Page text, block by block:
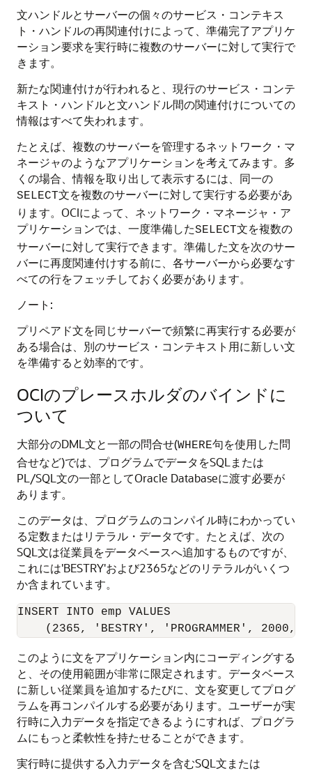
文ハンドルとサーバーの個々のサービス・コンテキス
ト・ハンドルの再関連付けによって、準備完了アプリケ
ーション要求を実行時に複数のサーバーに対して実行で
きます。
新たな関連付けが行われると、現行のサービス・コンテ
キスト・ハンドルと文ハンドル間の関連付けについての
情報はすべて失われます。
たとえば、複数のサーバーを管理するネットワーク・マ
ネージャのようなアプリケーションを考えてみます。多
くの場合、情報を取り出して表示するには、同一の
SELECT文を複数のサーバーに対して実行する必要があ
ります。OCIによって、ネットワーク・マネージャ・ア
プリケーションでは、一度準備したSELECT文を複数の
サーバーに対して実行できます。準備した文を次のサー
バーに再度関連付けする前に、各サーバーから必要なす
べての行をフェッチしておく必要があります。
ノート:
プリペアド文を同じサーバーで頻繁に再実行する必要が
ある場合は、別のサービス・コンテキスト用に新しい文
を準備すると効率的です。
OCIのプレースホルダのバインドに
ついて
大部分のDML文と一部の問合せ(WHERE句を使用した問
合せなど)では、プログラムでデータをSQLまたは
PL/SQL文の一部としてOracle Databaseに渡す必要が
あります。
このデータは、プログラムのコンパイル時にわかってい
る定数またはリテラル・データです。たとえば、次の
SQL文は従業員をデータベースへ追加するものですが、
これには'BESTRY'および2365などのリテラルがいくつ
か含まれています。
INSERT INTO emp VALUES
このように文をアプリケーション内にコーディングする
と、その使用範囲が非常に限定されます。データベース
に新しい従業員を追加するたびに、文を変更してプログ
ラムを再コンパイルする必要があります。ユーザーが実
行時に入力データを指定できるようにすれば、プログラ
ムにもっと柔軟性を持たせることができます。
実行時に提供する入力データを含むSQL文または